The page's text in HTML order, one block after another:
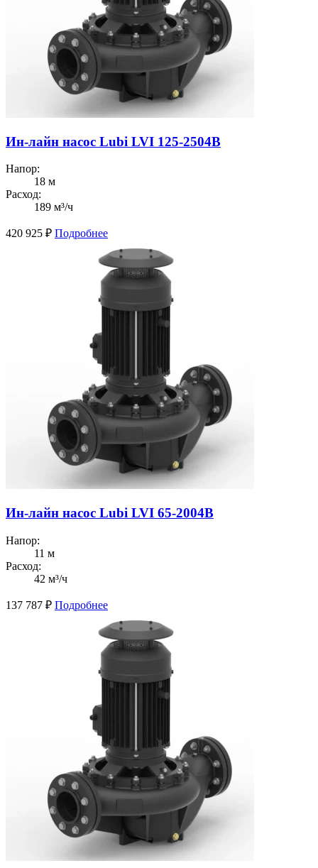
Ин-лайн насос Lubi LVI 125-2504B
Напор:
18 м
Расход:
189 м³/ч
420 925 ₽ Подробнее
Ин-лайн насос Lubi LVI 65-2004B
Напор:
11 м
Расход:
42 м³/ч
137 787 ₽ Подробнее